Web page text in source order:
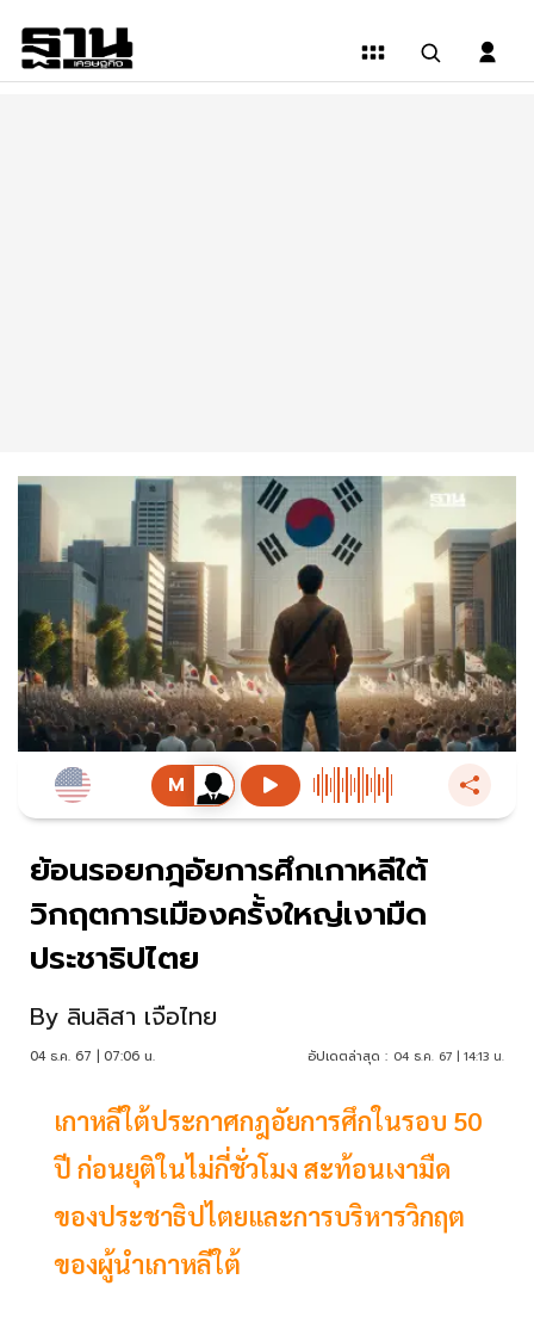
ย้อนรอยกฎอัยการศึกเกาหลีใต้
วิกฤตการเมืองครั้งใหญ่เงามืด
ประชาธิปไตย
By ลินลิสา เจือไทย
04 ธ.ค. 67 | 07:06 น. อัปเดตล่าสุด : 04 ธ.ค. 67 | 14:13 น.
เกาหลีใต้ประกาศกฎอัยการศึกในรอบ 50
ปี ก่อนยุติในไม่กี่ชั่วโมง สะท้อนเงามืด
ของประชาธิปไตยและการบริหารวิกฤต
ของผู้นำเกาหลีใต้